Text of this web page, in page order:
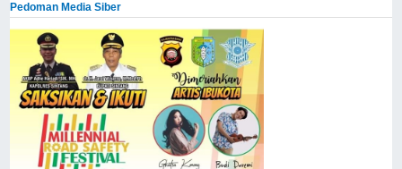
Pedoman Media Siber